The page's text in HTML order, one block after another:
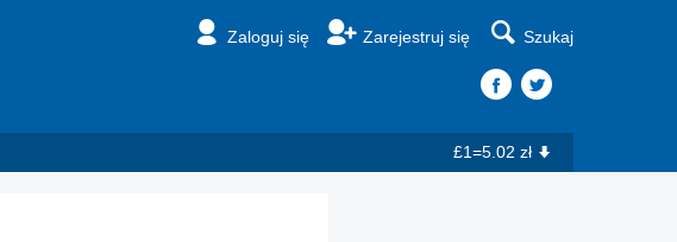
Zaloguj się Zarejestruj się Szukaj
£1=5.02 zł